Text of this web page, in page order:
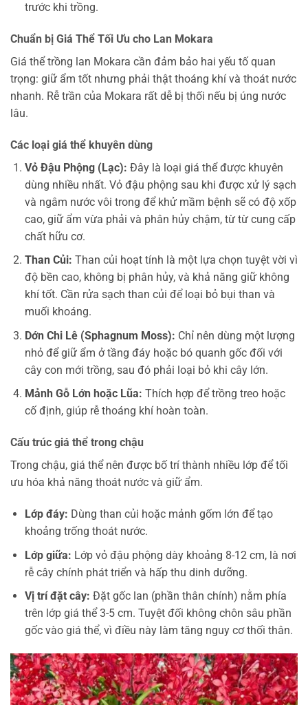
trước khi trồng.
Chuẩn bị Giá Thể Tối Ưu cho Lan Mokara
Giá thể trồng lan Mokara cần đảm bảo hai yếu tố quan
trọng: giữ ẩm tốt nhưng phải thật thoáng khí và thoát nước
nhanh. Rễ trần của Mokara rất dễ bị thối nếu bị úng nước
lâu.
Các loại giá thể khuyên dùng
Vỏ Đậu Phộng (Lạc): Đây là loại giá thể được khuyên
dùng nhiều nhất. Vỏ đậu phộng sau khi được xử lý sạch
và ngâm nước vôi trong để khử mầm bệnh sẽ có độ xốp
cao, giữ ẩm vừa phải và phân hủy chậm, từ từ cung cấp
chất hữu cơ.
Than Củi: Than củi hoạt tính là một lựa chọn tuyệt vời vì
độ bền cao, không bị phân hủy, và khả năng giữ không
khí tốt. Cần rửa sạch than củi để loại bỏ bụi than và
muối khoáng.
Dớn Chi Lê (Sphagnum Moss): Chỉ nên dùng một lượng
nhỏ để giữ ẩm ở tầng đáy hoặc bó quanh gốc đối với
cây con mới trồng, sau đó phải loại bỏ khi cây lớn.
Mảnh Gỗ Lớn hoặc Lũa: Thích hợp để trồng treo hoặc
cố định, giúp rễ thoáng khí hoàn toàn.
Cấu trúc giá thể trong chậu
Trong chậu, giá thể nên được bố trí thành nhiều lớp để tối
ưu hóa khả năng thoát nước và giữ ẩm.
Lớp đáy: Dùng than củi hoặc mảnh gốm lớn để tạo
khoảng trống thoát nước.
Lớp giữa: Lớp vỏ đậu phộng dày khoảng 8-12 cm, là nơi
rễ cây chính phát triển và hấp thu dinh dưỡng.
Vị trí đặt cây: Đặt gốc lan (phần thân chính) nằm phía
trên lớp giá thể 3-5 cm. Tuyệt đối không chôn sâu phần
gốc vào giá thể, vì điều này làm tăng nguy cơ thối thân.